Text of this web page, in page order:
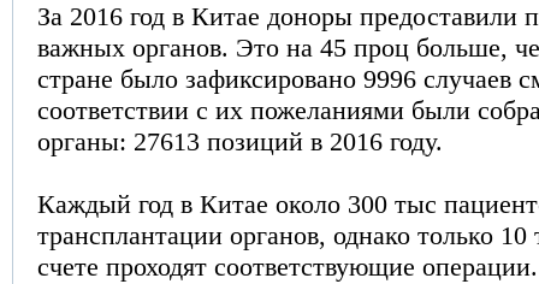
За 2016 год в Китае доноры предоставили
важных органов. Это на 45 проц больше,
стране было зафиксировано 9996 случаев
соответствии с их пожеланиями были
органы: 27613 позиций в 2016 году.
Каждый год в Китае около 300 тыс
трансплантации органов, однако только
счете проходят соответствующие операции.